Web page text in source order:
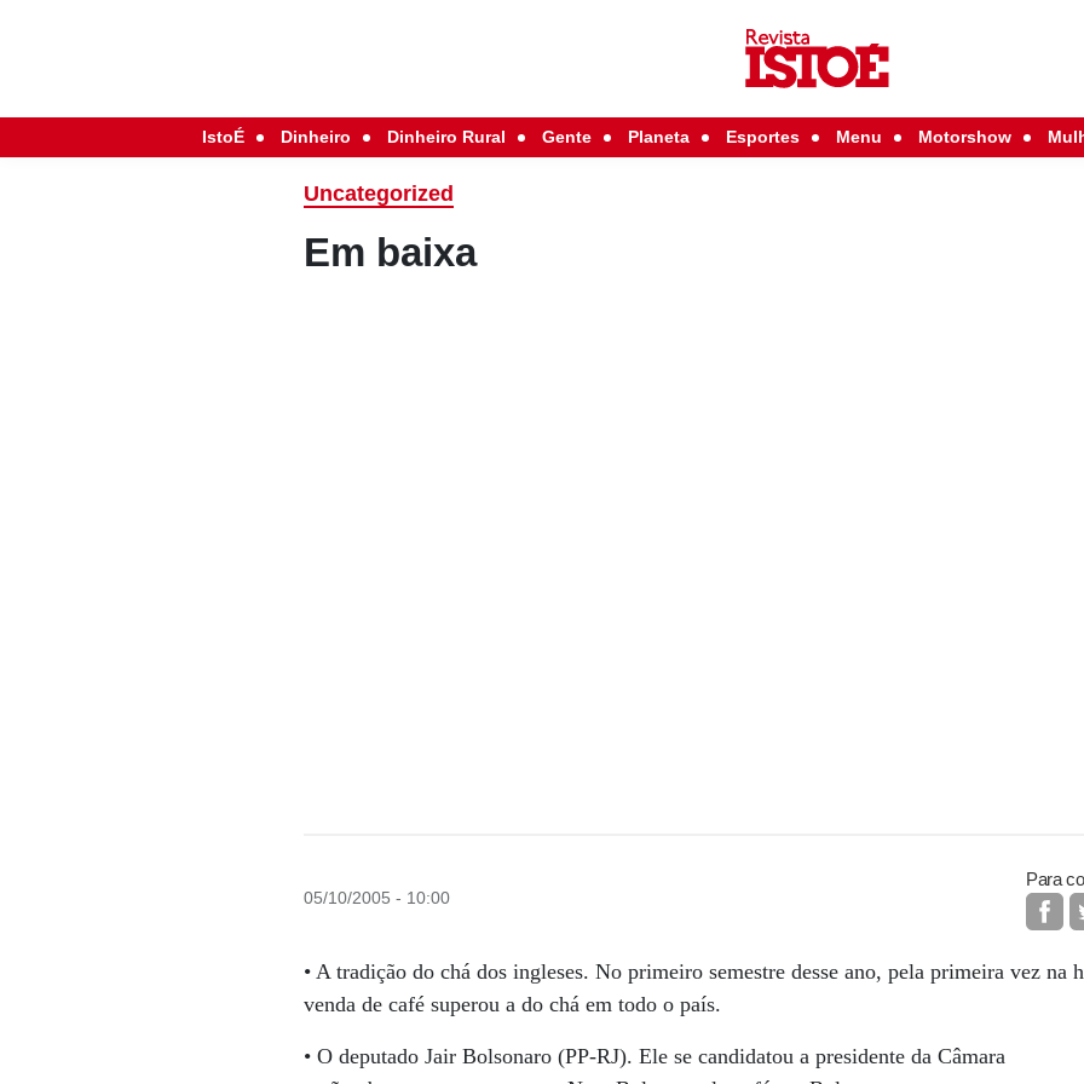
IstoÉ Dinheiro Dinheiro Rural Gente Planeta Esportes Menu Motorshow
Uncategorized
Em baixa
05/10/2005 - 10:00
Para
• A tradição do chá dos ingleses. No primeiro semestre desse ano, pela primeira vez na
venda de café superou a do chá em todo o país.
• O deputado Jair Bolsonaro (PP-RJ). Ele se candidatou a presidente da Câmara